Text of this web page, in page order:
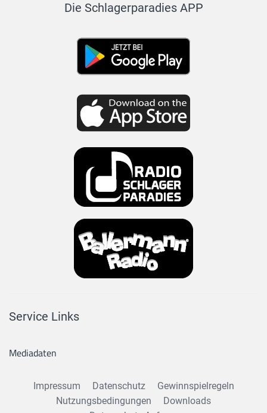
Die Schlagerparadies APP
Service Links
Mediadaten
Impressum Datenschutz
Gewinnspielregeln
Nutzungsbedingungen
Downloads